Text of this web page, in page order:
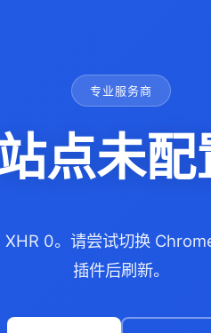
专业服务商
点未配
0。请尝试切换
插件后刷新。